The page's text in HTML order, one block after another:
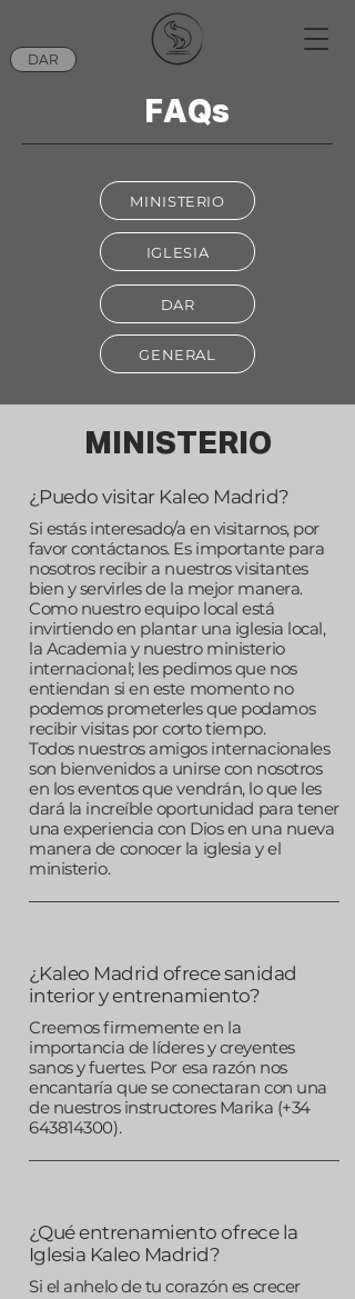
DAR
FAQs
MINISTERIO
IGLESIA
DAR
GENERAL
MINISTERIO
¿Puedo visitar Kaleo Madrid?
Si estás interesado/a en visitarnos, por
favorcontáctanos.Es importante para
nosotros recibir a nuestros visitantes
bien y servirles de la mejor manera.
Como nuestro equipo local está
invirtiendo en plantar una iglesia local,
la Academia y nuestro ministerio
internacional; les pedimos que nos
entiendan si en este momento no
podemos prometerles que podamos
recibir visitas por corto tiempo.
Todos nuestros amigos internacionales
son bienvenidos a unirse con nosotros
en los eventos que vendrán, lo que les
dará la increíble oportunidad para tener
una experiencia con Dios en una nueva
manera de conocer la iglesia y el
ministerio.
¿Kaleo Madrid ofrece sanidad
interior y entrenamiento?
Creemos firmemente en la
importancia de líderes y creyentes
sanos y fuertes. Por esa razón nos
encantaría que se conectaran con una
de nuestros instructores Marika (+34
643814300).
¿Qué entrenamiento ofrece la
Iglesia Kaleo Madrid?
Si el anhelo de tu corazón es crecer